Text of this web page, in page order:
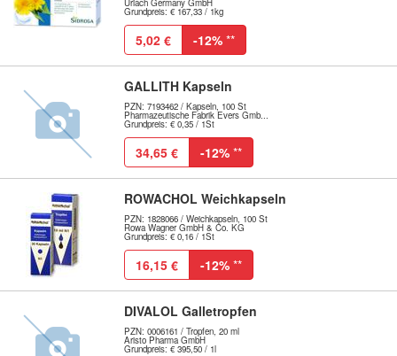
Uriach Germany GmbH
Grundpreis: € 167,33 / 1kg
5,02 € -12% **
GALLITH Kapseln
PZN: 7193462 / Kapseln, 100 St
Pharmazeutische Fabrik Evers Gmb...
Grundpreis: € 0,35 / 1St
34,65 € -12% **
ROWACHOL Weichkapseln
PZN: 1828066 / Weichkapseln, 100 St
Rowa Wagner GmbH & Co. KG
Grundpreis: € 0,16 / 1St
16,15 € -12% **
DIVALOL Galletropfen
PZN: 0006161 / Tropfen, 20 ml
Aristo Pharma GmbH
Grundpreis: € 395,50 / 1l